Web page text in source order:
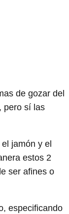
de gozar del
pero sí las
jamón y el
estos 2
ser afines o
especificando